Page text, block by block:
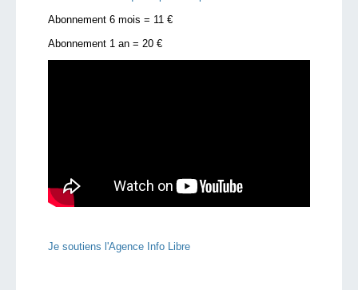
Abonnement 6 mois = 11 €
Abonnement 1 an = 20 €
Je soutiens l'Agence Info Libre